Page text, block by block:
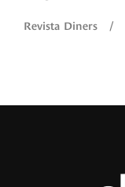
Revista Diners /